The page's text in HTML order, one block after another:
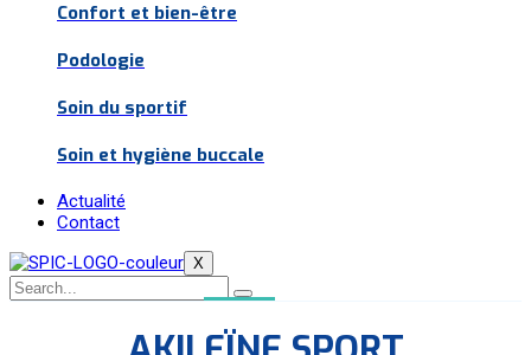
Confort et bien-être
Podologie
Soin du sportif
Soin et hygiène buccale
Actualité
Contact
X